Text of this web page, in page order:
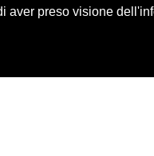
preso visione